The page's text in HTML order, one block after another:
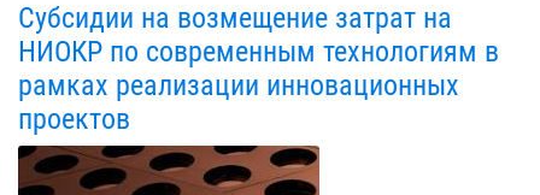
Субсидии на возмещение затрат на
НИОКР по современным технологиям в
рамках реализации инновационных
проектов